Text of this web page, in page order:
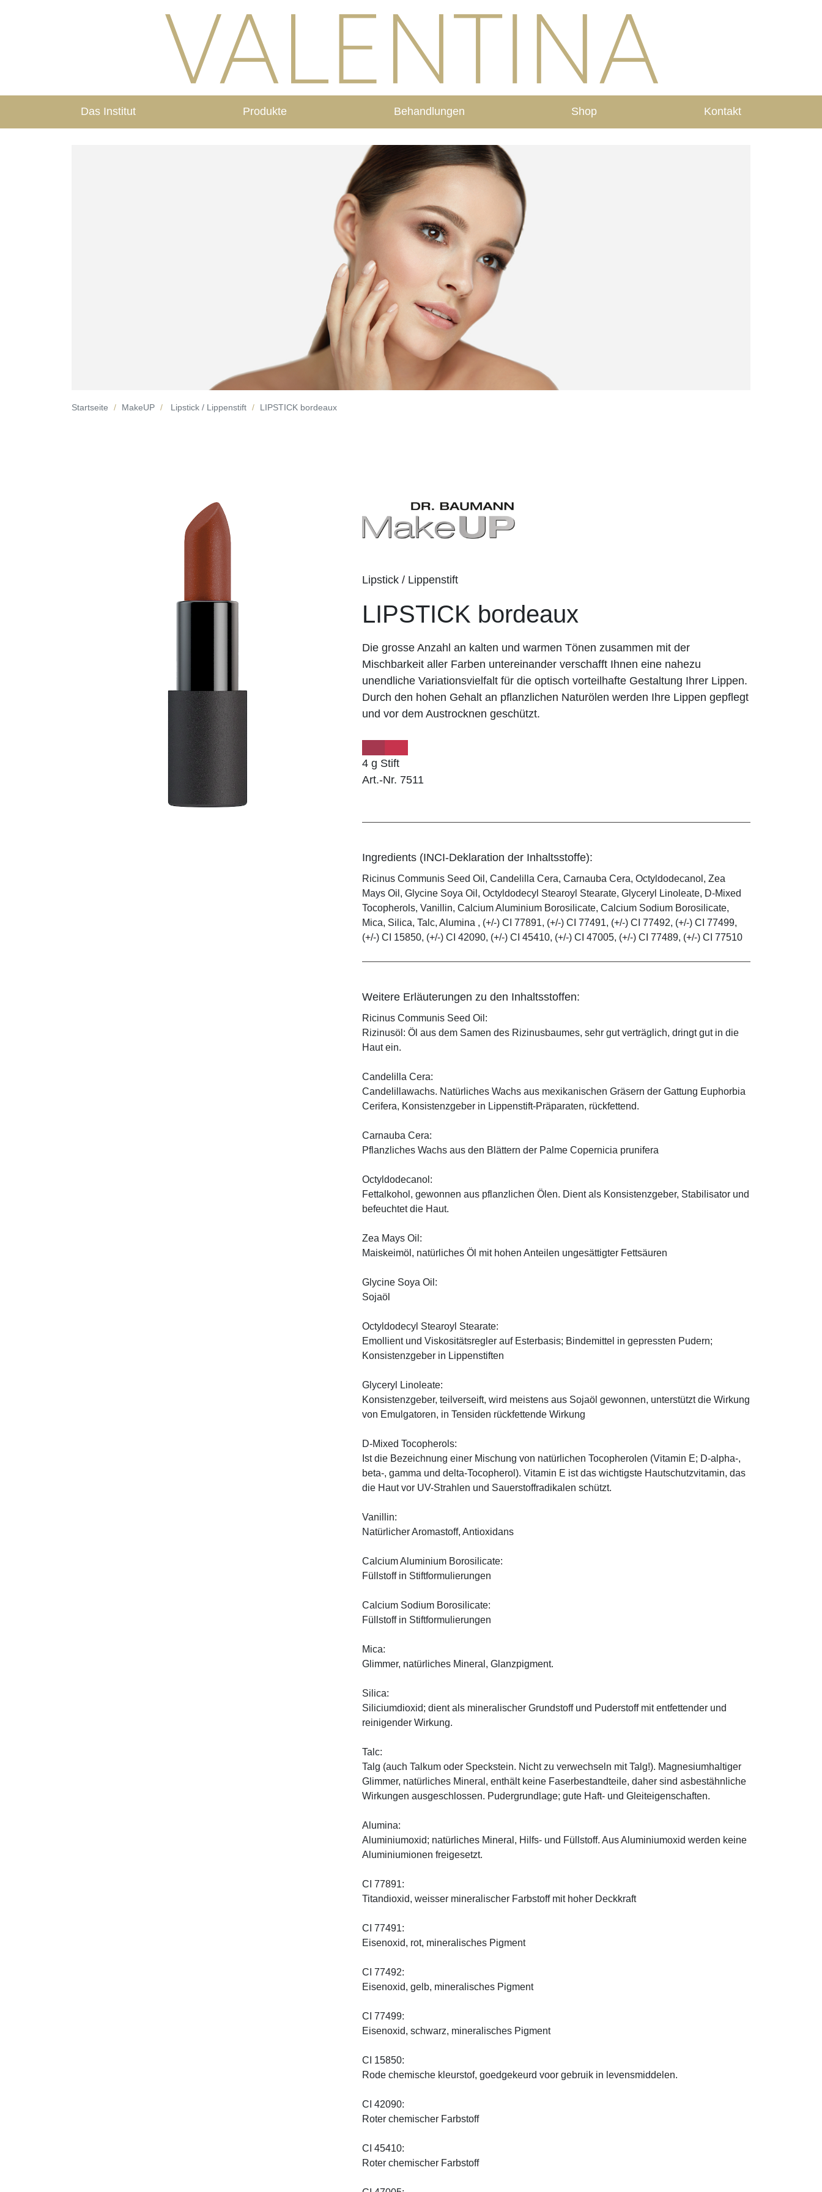
Das Institut Produkte Behandlungen Shop Kontakt
Startseite MakeUP Lipstick / Lippenstift LIPSTICK bordeaux
Lipstick / Lippenstift
LIPSTICK bordeaux
Die grosse Anzahl an kalten und warmen Tönen zusammen mit der
Mischbarkeit aller Farben untereinander verschafft Ihnen eine nahezu
unendliche Variationsvielfalt für die optisch vorteilhafte Gestaltung Ihrer Lippen.
Durch den hohen Gehalt an pflanzlichen Naturölen werden Ihre Lippen gepflegt
und vor dem Austrocknen geschützt.
4 g Stift
Art.-Nr. 7511
Ingredients (INCI-Deklaration der Inhaltsstoffe):
Ricinus Communis Seed Oil, Candelilla Cera, Carnauba Cera, Octyldodecanol, Zea
Mays Oil, Glycine Soya Oil, Octyldodecyl Stearoyl Stearate, Glyceryl Linoleate, D-Mixed
Tocopherols, Vanillin, Calcium Aluminium Borosilicate, Calcium Sodium Borosilicate,
Mica, Silica, Talc, Alumina , (+/-) CI 77891, (+/-) CI 77491, (+/-) CI 77492, (+/-) CI 77499,
(+/-) CI 15850, (+/-) CI 42090, (+/-) CI 45410, (+/-) CI 47005, (+/-) CI 77489, (+/-) CI 77510
Weitere Erläuterungen zu den Inhaltsstoffen:
Ricinus Communis Seed Oil:
Rizinusöl: Öl aus dem Samen des Rizinusbaumes, sehr gut verträglich, dringt gut in die
Haut ein.
Candelilla Cera:
Candelillawachs. Natürliches Wachs aus mexikanischen Gräsern der Gattung Euphorbia
Cerifera, Konsistenzgeber in Lippenstift-Präparaten, rückfettend.
Carnauba Cera:
Pflanzliches Wachs aus den Blättern der Palme Copernicia prunifera
Octyldodecanol:
Fettalkohol, gewonnen aus pflanzlichen Ölen. Dient als Konsistenzgeber, Stabilisator und
befeuchtet die Haut.
Zea Mays Oil:
Maiskeimöl, natürliches Öl mit hohen Anteilen ungesättigter Fettsäuren
Glycine Soya Oil:
Sojaöl
Octyldodecyl Stearoyl Stearate:
Emollient und Viskositätsregler auf Esterbasis; Bindemittel in gepressten Pudern;
Konsistenzgeber in Lippenstiften
Glyceryl Linoleate:
Konsistenzgeber, teilverseift, wird meistens aus Sojaöl gewonnen, unterstützt die Wirkung
von Emulgatoren, in Tensiden rückfettende Wirkung
D-Mixed Tocopherols:
Ist die Bezeichnung einer Mischung von natürlichen Tocopherolen (Vitamin E; D-alpha-,
beta-, gamma und delta-Tocopherol). Vitamin E ist das wichtigste Hautschutzvitamin, das
die Haut vor UV-Strahlen und Sauerstoffradikalen schützt.
Vanillin:
Natürlicher Aromastoff, Antioxidans
Calcium Aluminium Borosilicate:
Füllstoff in Stiftformulierungen
Calcium Sodium Borosilicate:
Füllstoff in Stiftformulierungen
Mica:
Glimmer, natürliches Mineral, Glanzpigment.
Silica:
Siliciumdioxid; dient als mineralischer Grundstoff und Puderstoff mit entfettender und
reinigender Wirkung.
Talc:
Talg (auch Talkum oder Speckstein. Nicht zu verwechseln mit Talg!). Magnesiumhaltiger
Glimmer, natürliches Mineral, enthält keine Faserbestandteile, daher sind asbestähnliche
Wirkungen ausgeschlossen. Pudergrundlage; gute Haft- und Gleiteigenschaften.
Alumina:
Aluminiumoxid; natürliches Mineral, Hilfs- und Füllstoff. Aus Aluminiumoxid werden keine
Aluminiumionen freigesetzt.
CI 77891:
Titandioxid, weisser mineralischer Farbstoff mit hoher Deckkraft
CI 77491:
Eisenoxid, rot, mineralisches Pigment
CI 77492:
Eisenoxid, gelb, mineralisches Pigment
CI 77499:
Eisenoxid, schwarz, mineralisches Pigment
CI 15850:
Rode chemische kleurstof, goedgekeurd voor gebruik in levensmiddelen.
CI 42090:
Roter chemischer Farbstoff
CI 45410:
Roter chemischer Farbstoff